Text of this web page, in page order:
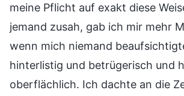
meine Pflicht auf exakt diese
jemand zusah, gab ich mir mehr
wenn mich niemand
hinterlistig und betrügerisch und
oberflächlich. Ich dachte an die